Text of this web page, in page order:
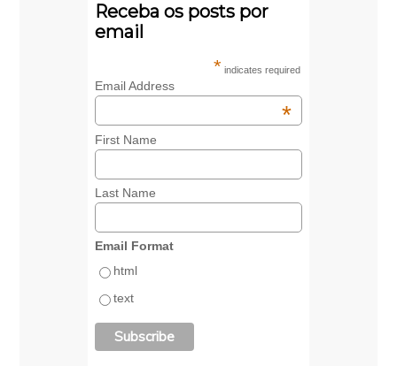
Receba os posts por
email
* indicates required
Email Address
*
First Name
Last Name
Email Format
html
text